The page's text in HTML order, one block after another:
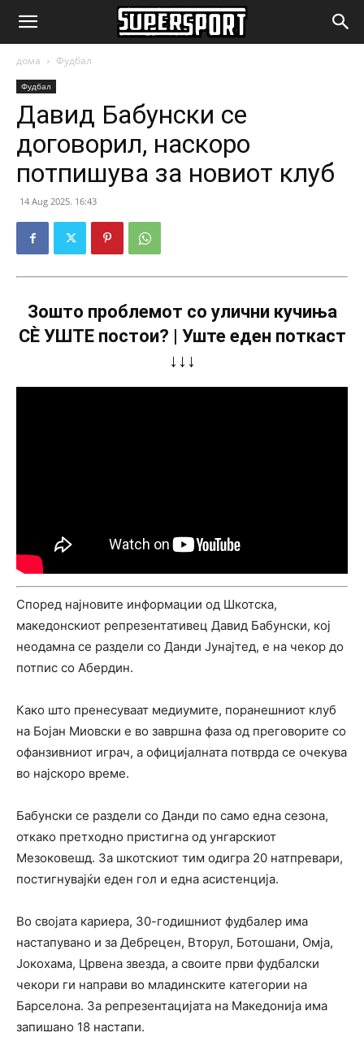
SuperSport.mk
дома Фудбал
Фудбал
Давид Бабунски се
договорил, наскоро
потпишува за новиот клуб
14 Aug 2025. 16:43
Зошто проблемот со улични кучиња
СÈ УШТЕ постои? | Уште еден поткаст
↓↓↓
Според најновите информации од Шкотска,
македонскиот репрезентативец Давид Бабунски, кој
неодамна се раздели со Данди Јунајтед, е на чекор до
потпис со Абердин.
Како што пренесуваат медиумите, поранешниот клуб
на Бојан Миовски е во завршна фаза од преговорите со
офанзивниот играч, а официјалната потврда се очекува
во најскоро време.
Бабунски се раздели со Данди по само една сезона,
откако претходно пристигна од унгарскиот
Мезоковешд. За шкотскиот тим одигра 20 натпревари,
постигнувајќи еден гол и една асистенција.
Во својата кариера, 30-годишниот фудбалер има
настапувано и за Дебрецен, Вторул, Ботошани, Омја,
Јокохама, Црвена звезда, а своите први фудбалски
чекори ги направи во младинските категории на
Барселона. За репрезентацијата на Македонија има
запишано 18 настапи.